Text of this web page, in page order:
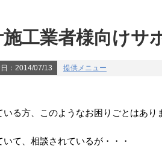
工業者様向けサ
：2014/07/13 提供メニュー
る方、このようなお困りごとはあり
て、相談されているが・・・